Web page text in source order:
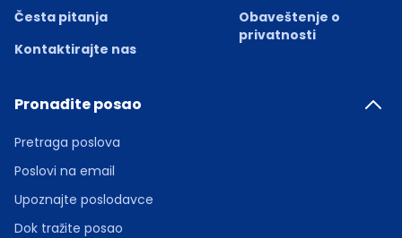
Česta pitanja
Kontaktirajte nas
Obaveštenje o
privatnosti
Pronađite posao
Pretraga poslova
Poslovi na email
Upoznajte poslodavce
Dok tražite posao